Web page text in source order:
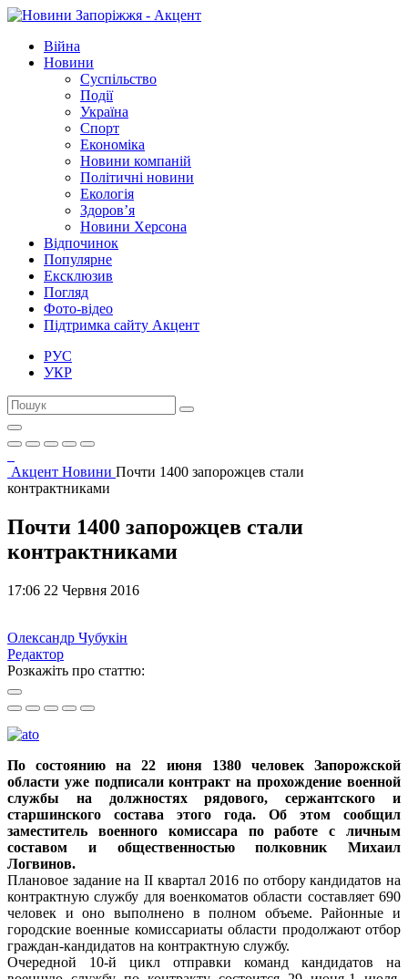
Війна
Новини
Суспільство
Події
Україна
Спорт
Економіка
Новини компаній
Політичні новини
Екологія
Здоров’я
Новини Херсона
Відпочинок
Популярне
Ексклюзив
Погляд
Фото-відео
Підтримка сайту Акцент
РУС
УКР
Акцент Новини Почти 1400 запорожцев стали
контрактниками
Почти 1400 запорожцев стали
контрактниками
17:06 22 Червня 2016
Олександр Чубукін
Редактор
Розкажіть про статтю:
По состоянию на 22 июня 1380 человек Запорожской
области уже подписали контракт на прохождение военной
службы на должностях рядового, сержантского и
старшинского состава этого года. Об этом сообщил
заместитель военного комиссара по работе с личным
составом и общественностью полковник Михаил
Логвинов.
Плановое задание на II квартал 2016 по отбору кандидатов на
контрактную службу для военкоматов области составляет 690
человек и оно выполнено в полном объеме. Районные и
городские военные комиссариаты области продолжают отбор
граждан-кандидатов на контрактную службу.
Очередной 10-й цикл отправки команд кандидатов на